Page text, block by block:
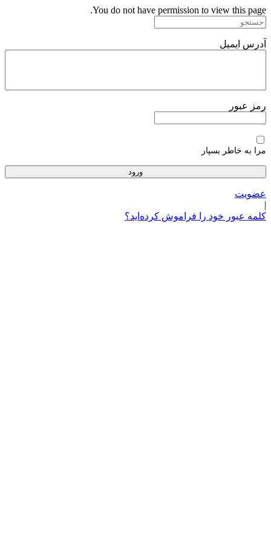
پرش
به
You do not have permission to view this page.
آدرس ایمیل
رمز عبور
مرا به خاطر بسپار
عضویت
|
کلمه عبور خود را فراموش کرده‌اید؟